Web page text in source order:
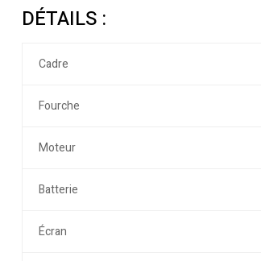
DÉTAILS :
Cadre
Fourche
Moteur
Batterie
Écran